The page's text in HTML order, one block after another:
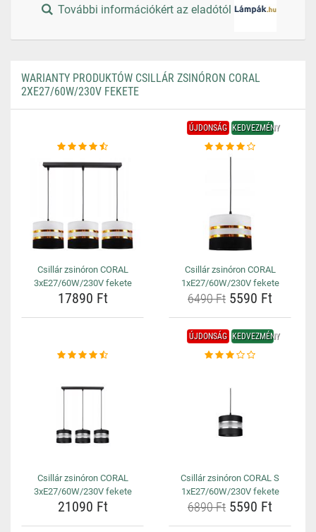
További információkért az eladótól
WARIANTY PRODUKTÓW CSILLÁR ZSINÓRON CORAL
2XE27/60W/230V FEKETE
Csillár zsinóron CORAL
3xE27/60W/230V fekete
17890 Ft
ÚJDONSÁG KEDVEZMÉNY
Csillár zsinóron CORAL
1xE27/60W/230V fekete
6490 Ft 5590 Ft
Csillár zsinóron CORAL
3xE27/60W/230V fekete
21090 Ft
ÚJDONSÁG KEDVEZMÉNY
Csillár zsinóron CORAL S
1xE27/60W/230V fekete
6890 Ft 5590 Ft